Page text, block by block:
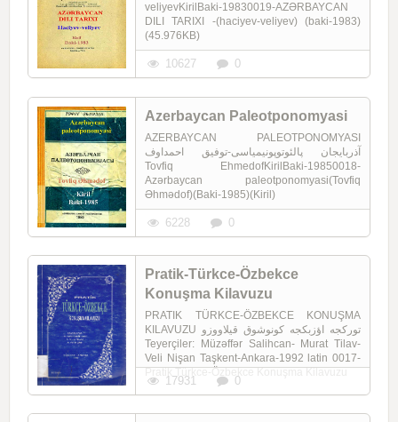
veliyevKirilBaki-19830019-AZƏRBAYCAN
DILI TARIXI -(haciyev-veliyev) (baki-1983)
(45.976KB)
10627 0
Azerbaycan Paleotponomyasi
AZERBAYCAN PALEOTPONOMYASI
آذربایجان پالئوتوپونیمیاسی-توفیق احمداوف
Tovfiq EhmedofKirilBaki-19850018-
Azərbaycan paleotponomyasi(Tovfiq
Əhmədof)(Baki-1985)(Kiril)
6228 0
Pratik-Türkce-Özbekce
Konuşma Kilavuzu
PRATIK TÜRKCE-ÖZBEKCE KONUŞMA
KILAVUZU تورکجه اؤزبکجه کونوشوق قیلاووزو
Teyerçiler: Müzəffər Salihcan- Murat Tilav-
Veli Nişan Taşkent-Ankara-1992 latin 0017-
17931 0